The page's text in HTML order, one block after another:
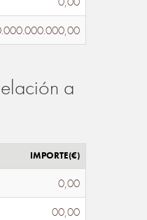
a
IMPORTE(€)
0,00
00,00